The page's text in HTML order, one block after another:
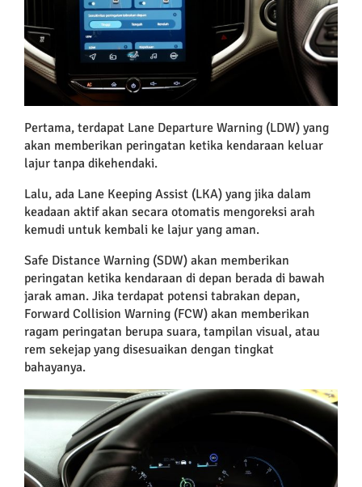
Pertama, terdapat Lane Departure Warning (LDW) yang
akan memberikan peringatan ketika kendaraan keluar
lajur tanpa dikehendaki.
Lalu, ada Lane Keeping Assist (LKA) yang jika dalam
keadaan aktif akan secara otomatis mengoreksi arah
kemudi untuk kembali ke lajur yang aman.
Safe Distance Warning (SDW) akan memberikan
peringatan ketika kendaraan di depan berada di bawah
jarak aman. Jika terdapat potensi tabrakan depan,
Forward Collision Warning (FCW) akan memberikan
ragam peringatan berupa suara, tampilan visual, atau
rem sekejap yang disesuaikan dengan tingkat
bahayanya.